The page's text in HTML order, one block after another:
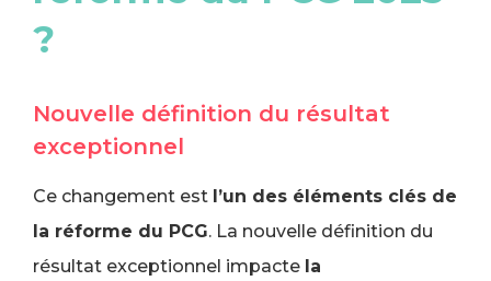
?
Nouvelle définition du résultat
exceptionnel
Ce changement est l’un des éléments clés de
la réforme du PCG. La nouvelle définition du
résultat exceptionnel impacte la